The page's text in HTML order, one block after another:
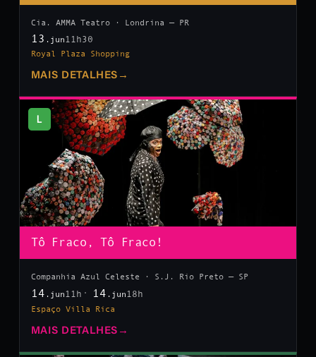
Cia. AMMA Teatro · Londrina — PR
13 .jun 11h30
Royal Plaza Shopping
MAIS DETALHES →
L
Tô Fraco, Tô Fraco!
Companhia Azul Celeste · S.J. Rio Preto — SP
14 .jun 11h 14 .jun 18h
Espaço Villa Rica
MAIS DETALHES →